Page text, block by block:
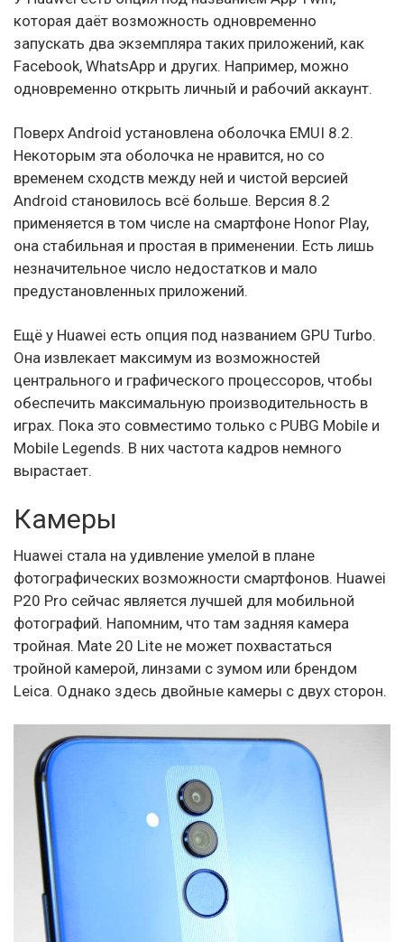
которая даёт возможность одновременно
запускать два экземпляра таких приложений, как
Facebook, WhatsApp и других. Например, можно
одновременно открыть личный и рабочий аккаунт.
Поверх Android установлена оболочка EMUI 8.2.
Некоторым эта оболочка не нравится, но со
временем сходств между ней и чистой версией
Android становилось всё больше. Версия 8.2
применяется в том числе на смартфоне Honor Play,
она стабильная и простая в применении. Есть лишь
незначительное число недостатков и мало
предустановленных приложений.
Ещё у Huawei есть опция под названием GPU Turbo.
Она извлекает максимум из возможностей
центрального и графического процессоров, чтобы
обеспечить максимальную производительность в
играх. Пока это совместимо только с PUBG Mobile и
Mobile Legends. В них частота кадров немного
вырастает.
Камеры
Huawei стала на удивление умелой в плане
фотографических возможности смартфонов. Huawei
P20 Pro сейчас является лучшей для мобильной
фотографий. Напомним, что там задняя камера
тройная. Mate 20 Lite не может похвастаться
тройной камерой, линзами с зумом или брендом
Leica. Однако здесь двойные камеры с двух сторон.